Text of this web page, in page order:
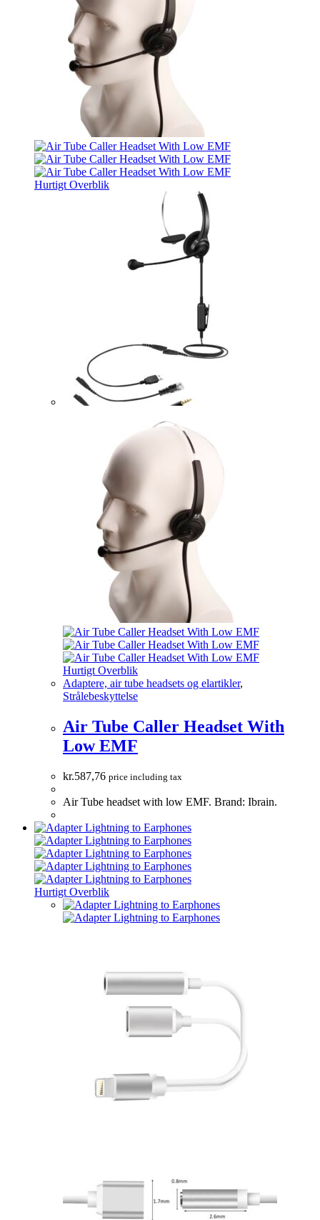
Hurtigt Overblik
Hurtigt Overblik
Adaptere, air tube headsets og elartikler,
Strålebeskyttelse
Air Tube Caller Headset With
Low EMF
kr.587,76 price including tax
Air Tube headset with low EMF. Brand: Ibrain.
Hurtigt Overblik